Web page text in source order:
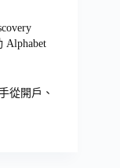
Alphabet
從開戶、